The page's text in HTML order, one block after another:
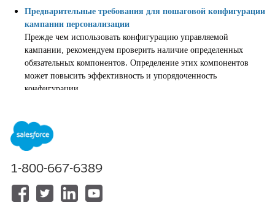
Предварительные требования для пошаговой конфигурации
кампании персонализации
Прежде чем использовать конфигурацию управляемой
кампании, рекомендуем проверить наличие определенных
обязательных компонентов. Определение этих компонентов
может повысить эффективность и упорядоченность
конфигурации.
персонализации
Конфигурация кампании персонализации использует
управляемый бизнес-правило для создания и тестирования
Настройте кампанию персонализации посредством процесса
1-800-667-6389